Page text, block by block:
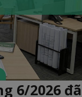
6/2026 đã